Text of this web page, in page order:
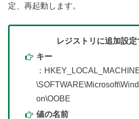
定、再起動します。
レジストリに追加設
キー
：
on\OOBE
値の名前